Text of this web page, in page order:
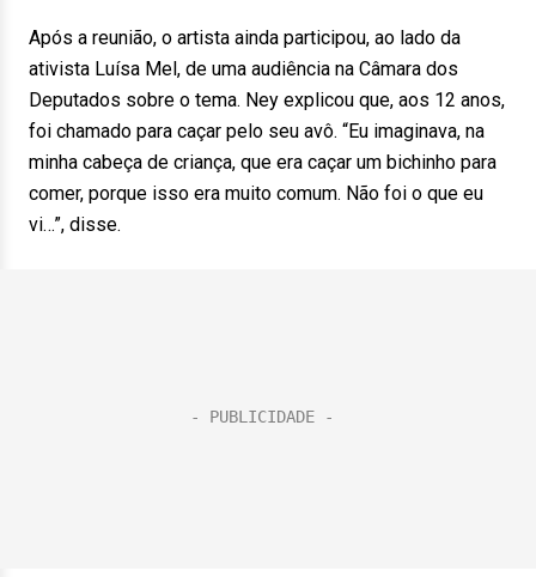
Após a reunião, o artista ainda participou, ao lado da
ativista Luísa Mel, de uma audiência na Câmara dos
Deputados sobre o tema. Ney explicou que, aos 12 anos,
foi chamado para caçar pelo seu avô. “Eu imaginava, na
minha cabeça de criança, que era caçar um bichinho para
comer, porque isso era muito comum. Não foi o que eu
vi…”, disse.